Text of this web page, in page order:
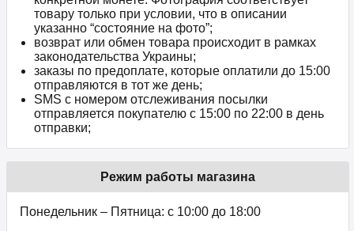
товару только при условии, что в описании
указанно “состояние на фото”;
возврат или обмен товара происходит в рамках
законодательства Украины;
заказы по предоплате, которые оплатили до 15:00
отправляются в тот же день;
SMS с номером отслеживания посылки
отправляется покупателю с 15:00 по 22:00 в день
отправки;
Режим работы магазина
Понедельник – Пятница: с 10:00 до 18:00